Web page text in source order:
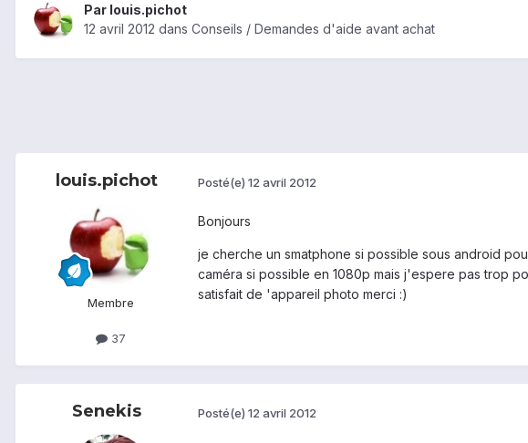
Par louis.pichot
12 avril 2012 dans Conseils / Demandes d'aide avant achat
louis.pichot
Membre
37
Posté(e) 12 avril 2012
Bonjours
je cherche un smatphone si possible sous android
caméra si possible en 1080p mais j'espere pas trop
satisfait de 'appareil photo merci :)
Senekis Posté(e) 12 avril 2012